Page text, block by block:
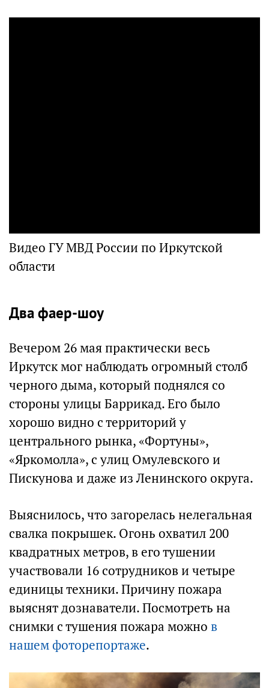
Видео ГУ МВД России по Иркутской
области
Два фаер-шоу
Вечером 26 мая практически весь
Иркутск мог наблюдать огромный столб
черного дыма, который поднялся со
стороны улицы Баррикад. Его было
хорошо видно с территорий у
центрального рынка, «Фортуны»,
«Яркомолла», с улиц Омулевского и
Пискунова и даже из Ленинского округа.
Выяснилось, что загорелась нелегальная
свалка покрышек. Огонь охватил 200
квадратных метров, в его тушении
участвовали 16 сотрудников и четыре
единицы техники. Причину пожара
выяснят дознаватели. Посмотреть на
снимки с тушения пожара можно в
нашем фоторепортаже.